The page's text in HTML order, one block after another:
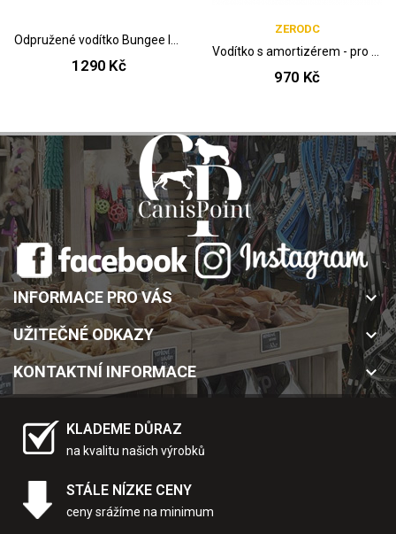
Odpružené vodítko Bungee leash - tyrkysová
1290 Kč
ZERODC
Vodítko s amortizérem - pro psy nad 10kg
970 Kč
INFORMACE PRO VÁS keyboard_arrow_down
UŽITEČNÉ ODKAZY keyboard_arrow_down
KONTAKTNÍ INFORMACE keyboard_arrow_down
KLADEME DŮRAZ
na kvalitu našich výrobků
STÁLE NÍZKE CENY
ceny srážíme na minimum